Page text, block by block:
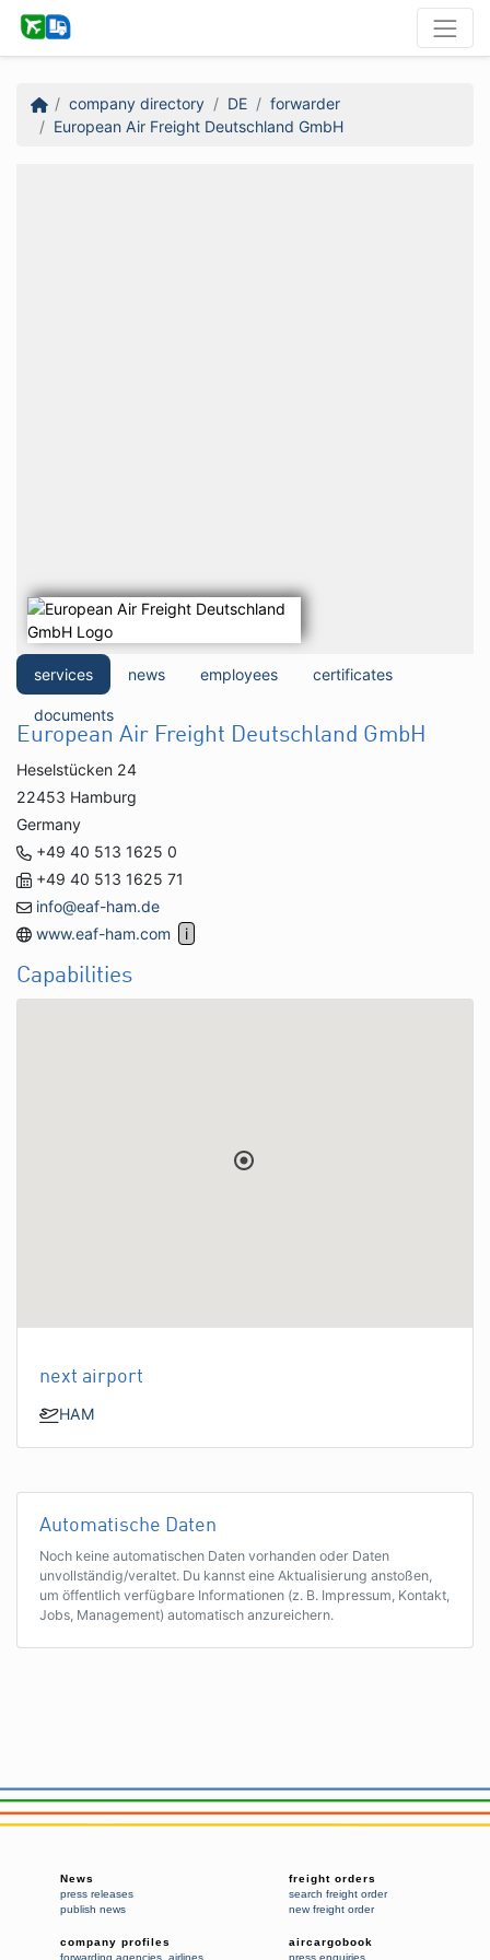
company directory DE
forwarder
European Air Freight Deutschland GmbH
services news employees certificates
documents
European Air Freight Deutschland GmbH
Heselstücken 24
22453 Hamburg
Germany
+49 40 513 1625 0
+49 40 513 1625 71
info@eaf-ham.de
www.eaf-ham.com
Capabilities
next airport
HAM
Automatische Daten
Noch keine automatischen Daten vorhanden oder Daten
unvollständig/veraltet. Du kannst eine Aktualisierung anstoßen,
um öffentlich verfügbare Informationen (z. B. Impressum, Kontakt,
Jobs, Management) automatisch anzureichern.
News
press releases
publish news
freight orders
search freight order
new freight order
company profiles
forwarding agencies airlines
aircargobook
press enquiries